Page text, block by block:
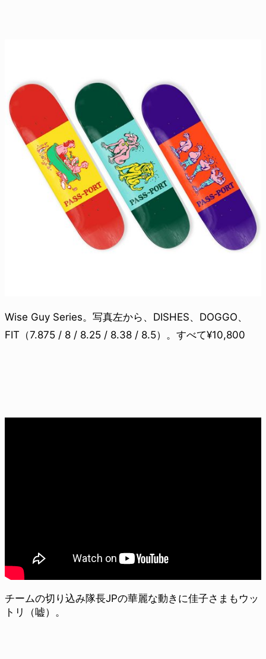
Wise Guy Series。写真左から、DISHES、DOGGO、
FIT（7.875 / 8 / 8.25 / 8.38 / 8.5）。すべて¥10,800
チームの切り込み隊長JPの華麗な動きに佳子さまもウッ
トリ（嘘）。